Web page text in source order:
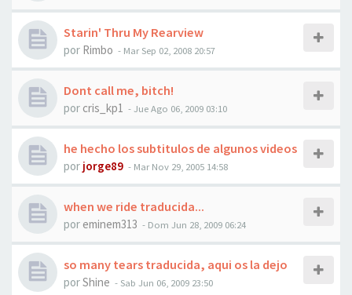
Starin' Thru My Rearview
por Rimbo - Mar Sep 02, 2008 20:57
Dont call me, bitch!
por cris_kp1 -Jue Ago 06, 2009 03:10
he hecho los subtitulos de algunos videos
por jorge89 - Mar Nov 29, 2005 14:58
when we ride traducida...
por eminem313 - Dom Jun 28, 2009 06:24
so many tears traducida, aqui os la dejo
porShine - Sab Jun 06, 2009 23:50